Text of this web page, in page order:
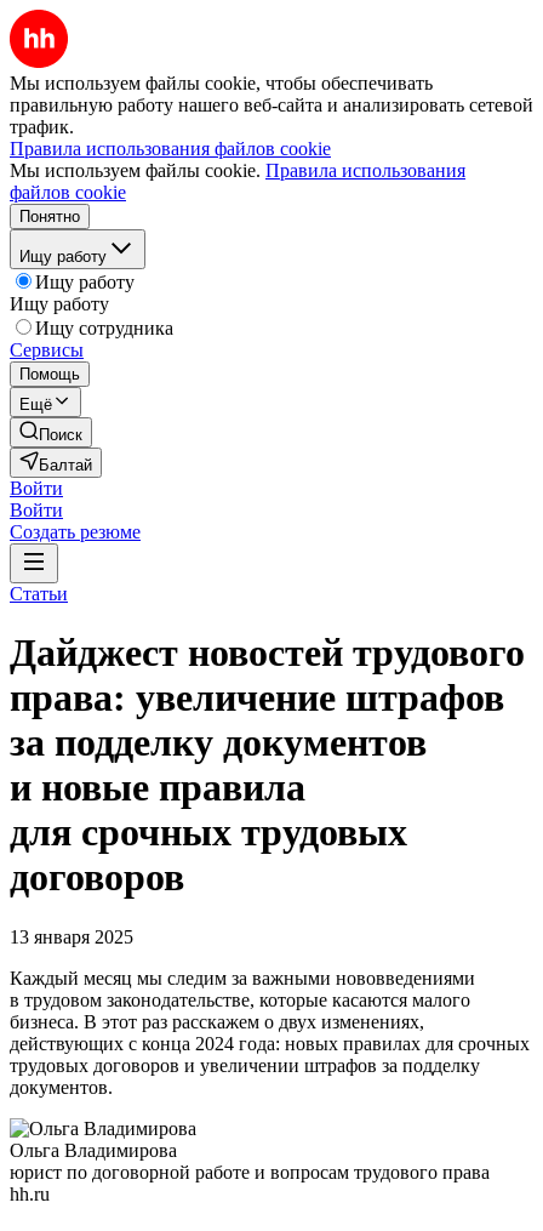
Мы используем файлы cookie, чтобы обеспечивать
правильную работу нашего веб-сайта и анализировать сетевой
трафик.
Правила использования файлов cookie
Мы используем файлы cookie. Правила использования
файлов cookie
Понятно
Ищу работу
Ищу работу
Ищу работу
Ищу сотрудника
Сервисы
Помощь
Ещё
Поиск
Балтай
Войти
Войти
Создать резюме
Статьи
Дайджест новостей трудового
права: увеличение штрафов
за подделку документов
и новые правила
для срочных трудовых
договоров
13 января 2025
Каждый месяц мы следим за важными нововведениями
в трудовом законодательстве, которые касаются малого
бизнеса. В этот раз расскажем о двух изменениях,
действующих с конца 2024 года: новых правилах для срочных
трудовых договоров и увеличении штрафов за подделку
документов.
Ольга Владимирова
юрист по договорной работе и вопросам трудового права
hh.ru